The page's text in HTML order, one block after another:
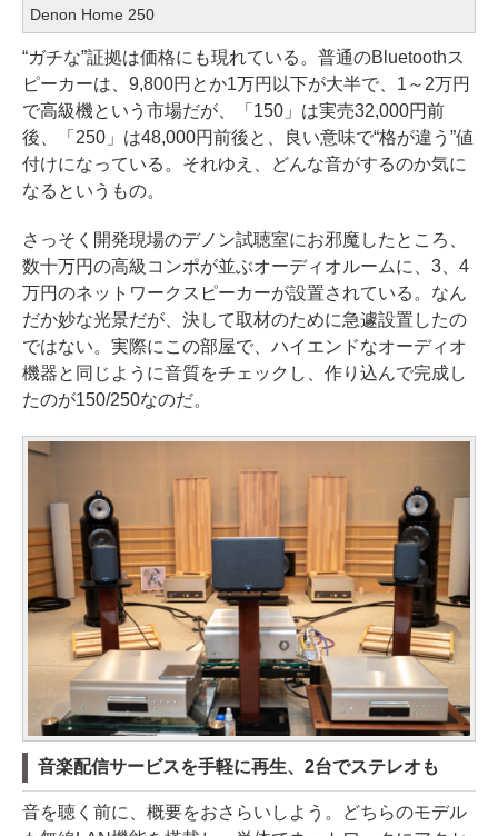
Denon Home 250
“ガチな”証拠は価格にも現れている。普通のBluetoothス
ピーカーは、9,800円とか1万円以下が大半で、1～2万円
で高級機という市場だが、「150」は実売32,000円前
後、「250」は48,000円前後と、良い意味で“格が違う”値
付けになっている。それゆえ、どんな音がするのか気に
なるというもの。
さっそく開発現場のデノン試聴室にお邪魔したところ、
数十万円の高級コンポが並ぶオーディオルームに、3、4
万円のネットワークスピーカーが設置されている。なん
だか妙な光景だが、決して取材のために急遽設置したの
ではない。実際にこの部屋で、ハイエンドなオーディオ
機器と同じように音質をチェックし、作り込んで完成し
たのが150/250なのだ。
音楽配信サービスを手軽に再生、2台でステレオも
音を聴く前に、概要をおさらいしよう。どちらのモデル